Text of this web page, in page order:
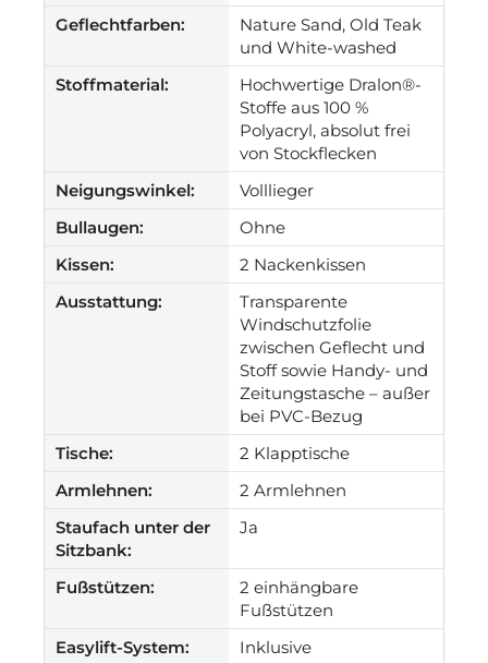
Geflechtfarben:
Nature Sand, Old Teak
und White-washed
Stoffmaterial:
Hochwertige Dralon®-
Stoffe aus 100 %
Polyacryl, absolut frei
von Stockflecken
Neigungswinkel:
Volllieger
Bullaugen:
Ohne
Kissen:
2 Nackenkissen
Ausstattung:
Transparente
Windschutzfolie
zwischen Geflecht und
Stoff sowie Handy- und
Zeitungstasche – außer
bei PVC-Bezug
Tische:
2 Klapptische
Armlehnen:
2 Armlehnen
Staufach unter der
Sitzbank:
Ja
Fußstützen:
2 einhängbare
Fußstützen
Easylift-System:
Inklusive